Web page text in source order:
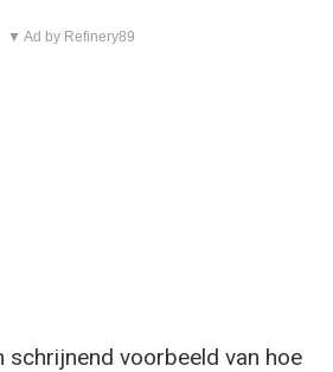
▼ Ad by Refinery89
schrijnend voorbeeld van hoe